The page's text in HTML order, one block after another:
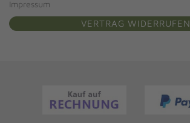
Impressum
VERTRAG WIDERRUFEN